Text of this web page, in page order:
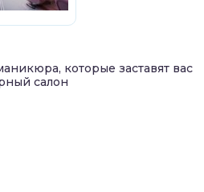
которые заставят вас
салон